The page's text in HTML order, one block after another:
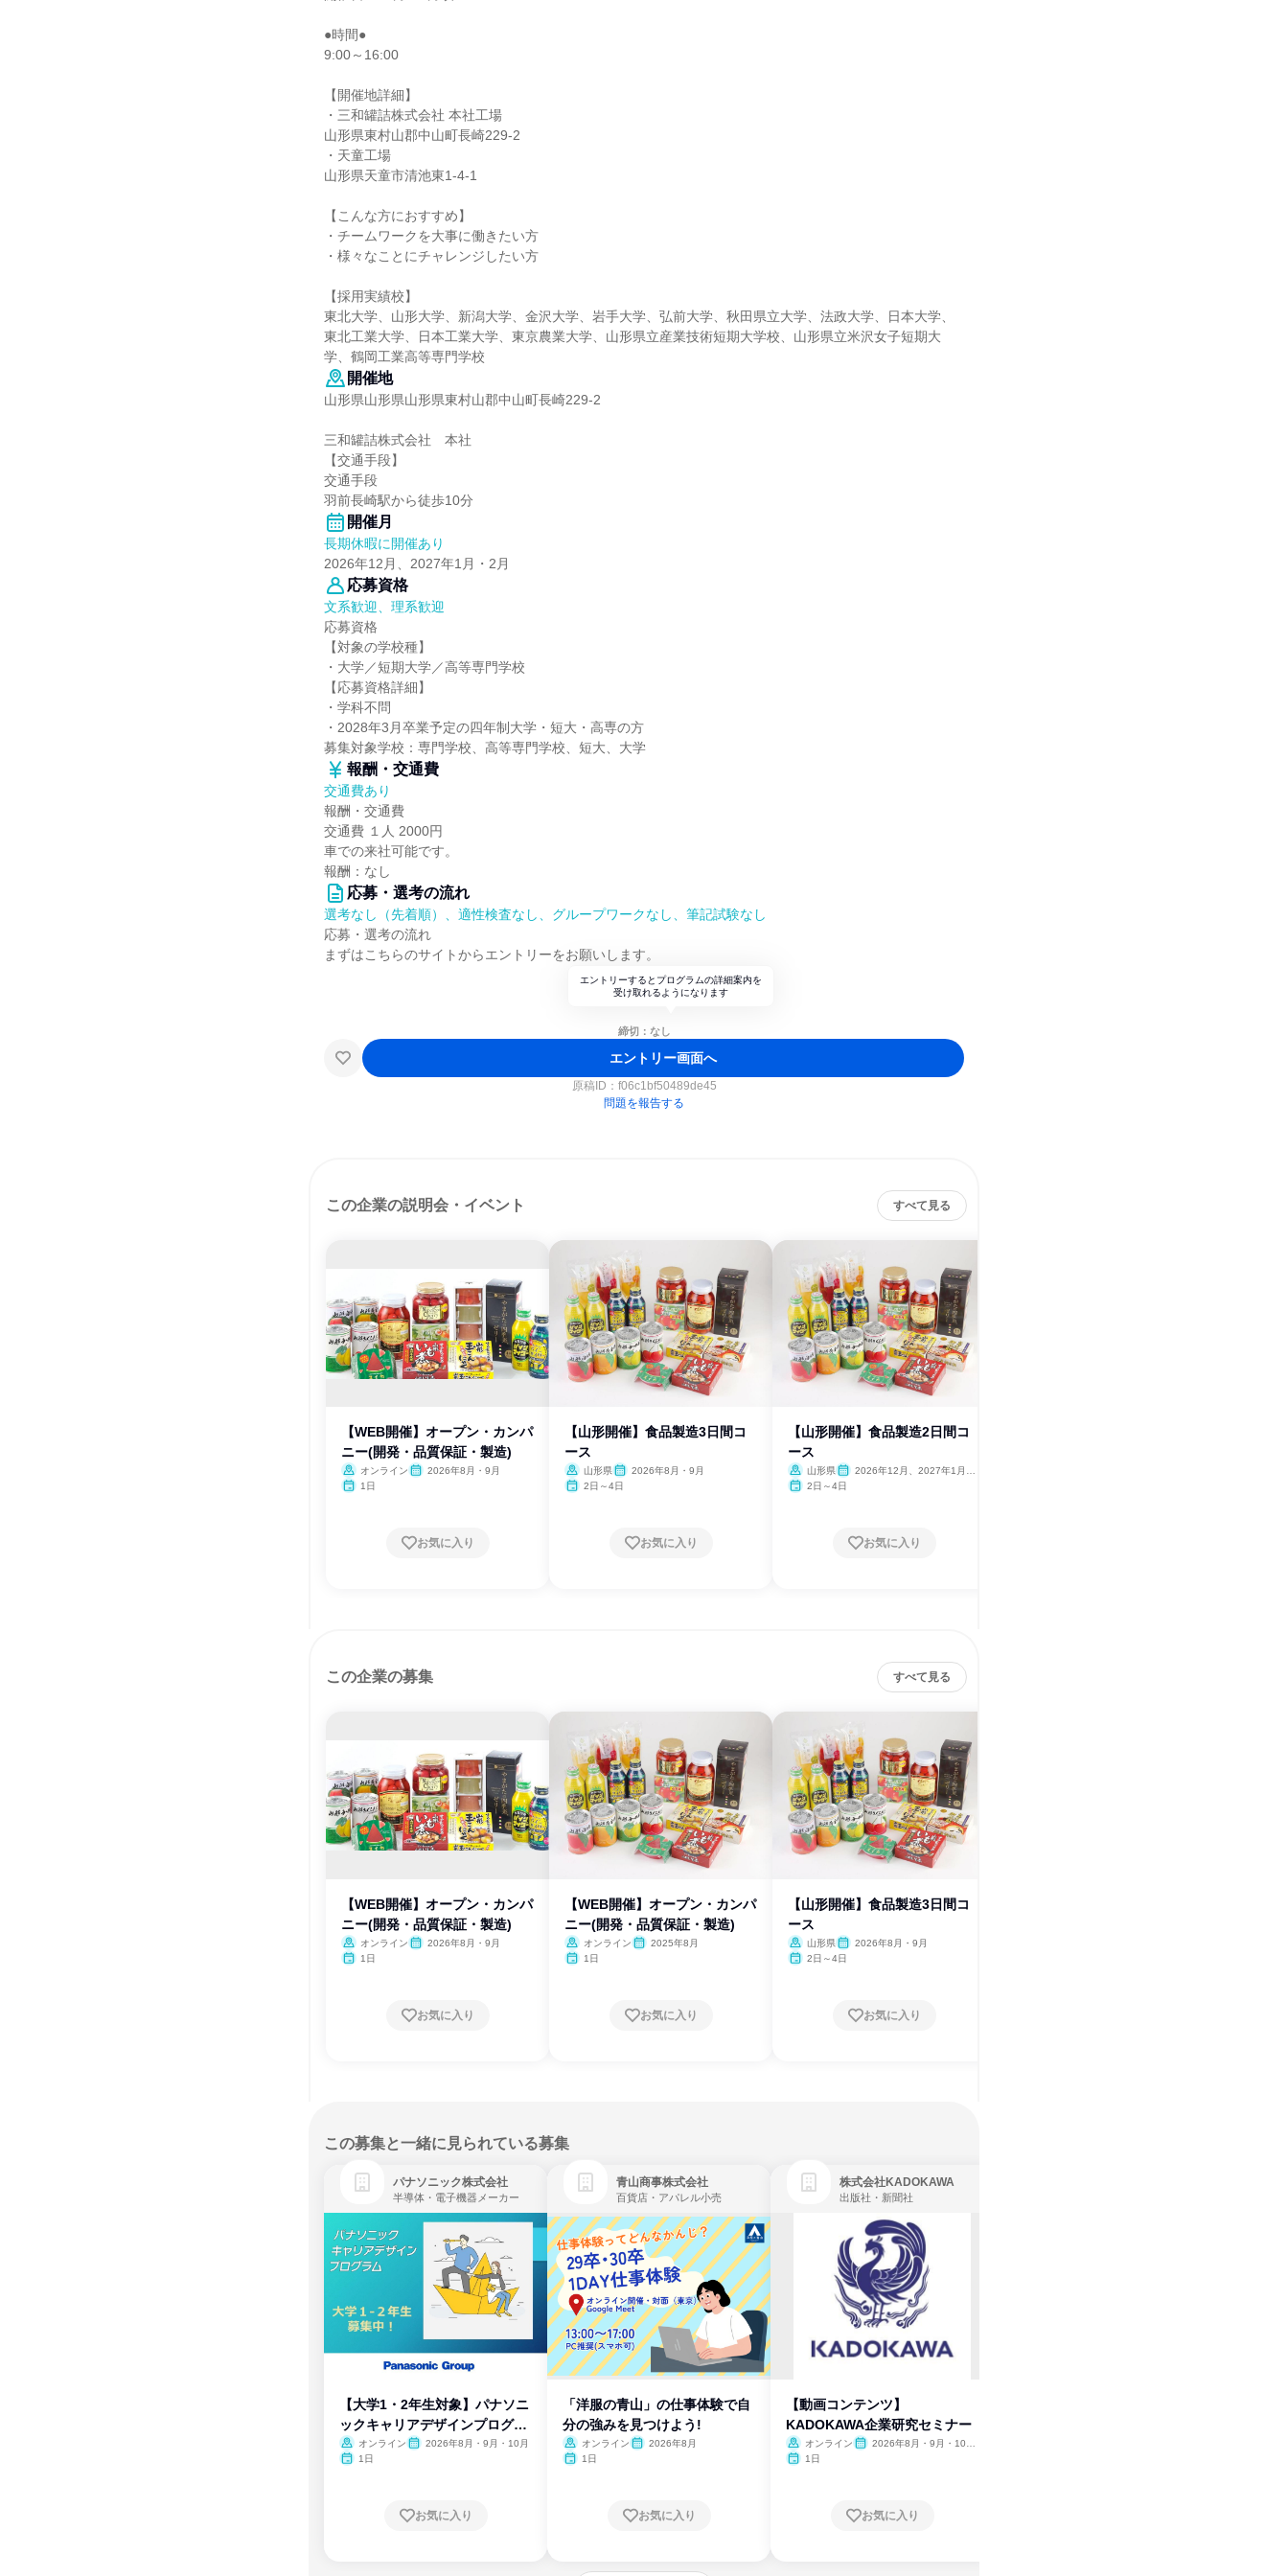
●時間●
9:00～16:00
【開催地詳細】
・三和罐詰株式会社 本社工場
山形県東村山郡中山町長崎229-2
・天童工場
山形県天童市清池東1-4-1
【こんな方におすすめ】
・チームワークを大事に働きたい方
・様々なことにチャレンジしたい方
【採用実績校】
東北大学、山形大学、新潟大学、金沢大学、岩手大学、弘前大学、秋田県立大学、法政大学、日本大学、
東北工業大学、日本工業大学、東京農業大学、山形県立産業技術短期大学校、山形県立米沢女子短期大
学、鶴岡工業高等専門学校
開催地
山形県山形県山形県東村山郡中山町長崎229-2
三和罐詰株式会社 本社
【交通手段】
交通手段
羽前長崎駅から徒歩10分
開催月
長期休暇に開催あり
2026年12月、2027年1月・2月
応募資格
文系歓迎、理系歓迎
応募資格
【対象の学校種】
・大学／短期大学／高等専門学校
【応募資格詳細】
・学科不問
・2028年3月卒業予定の四年制大学・短大・高専の方
募集対象学校：専門学校、高等専門学校、短大、大学
報酬・交通費
交通費あり
報酬・交通費
交通費 １人 2000円
車での来社可能です。
報酬：なし
応募・選考の流れ
選考なし（先着順）、適性検査なし、グループワークなし、筆記試験なし
応募・選考の流れ
まずはこちらのサイトからエントリーをお願いします。
エントリーするとプログラムの詳細案内を
受け取れるようになります
締切：なし
エントリー画面へ
原稿ID： f06c1bf50489de45
問題を報告する
この企業の説明会・イベント すべて見る
【WEB開催】オープン・カンパ
ニー(開発・品質保証・製造)
オンライン
2026年8月・9月
1日
お気に入り
【山形開催】食品製造3日間コ
ース
山形県
2026年8月・9月
2日～4日
お気に入り
【山形開催】食品製造2日間コ
ース
山形県
2026年12月、2027年1月・
2月
2日～4日
お気に入り
この企業の募集 すべて見る
【WEB開催】オープン・カンパ
ニー(開発・品質保証・製造)
オンライン
2026年8月・9月
1日
お気に入り
【WEB開催】オープン・カンパ
ニー(開発・品質保証・製造)
オンライン
2025年8月
1日
お気に入り
【山形開催】食品製造3日間コ
ース
山形県
2026年8月・9月
2日～4日
お気に入り
この募集と一緒に見られている募集
パナソニック株式会社
半導体・電子機器メーカー
【大学1・2年生対象】パナソニ
ックキャリアデザインプログラ
ム
オンライン
2026年8月・9月・10月
1日
お気に入り
青山商事株式会社
百貨店・アパレル小売
「洋服の青山」の仕事体験で自
分の強みを見つけよう!
オンライン
2026年8月
1日
お気に入り
株式会社KADOKAWA
出版社・新聞社
【動画コンテンツ】
KADOKAWA企業研究セミナー
オンライン
2026年8月・9月・10
1日
お気に入り